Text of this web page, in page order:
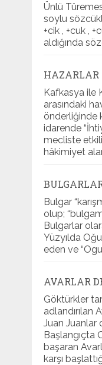
Ünlü
soylu
+cik , +cuk ,
aldığında
HAZARLAR
Kafkasya ile
arasındaki
önderliğinde
idarende
mecliste
hâkimiyet
Bulgar
olup;
Bulgarlar
Yüzyılda
eden ve
AVARLAR
Göktürkler
adlandırılan
Juan Juanlar
Başlangıçta
başaran
karşı